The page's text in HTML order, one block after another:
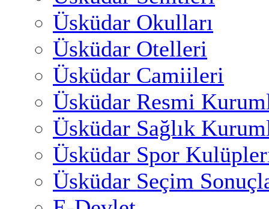
Üsküdar Okulları
Üsküdar Otelleri
Üsküdar Camiileri
Üsküdar Resmi
Üsküdar Sağlık
Üsküdar Spor
Üsküdar Seçim